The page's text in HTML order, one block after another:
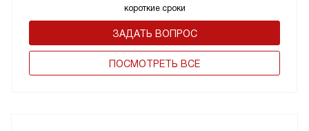
короткие сроки
ЗАДАТЬ ВОПРОС
ПОCМОТРЕТЬ ВСЕ